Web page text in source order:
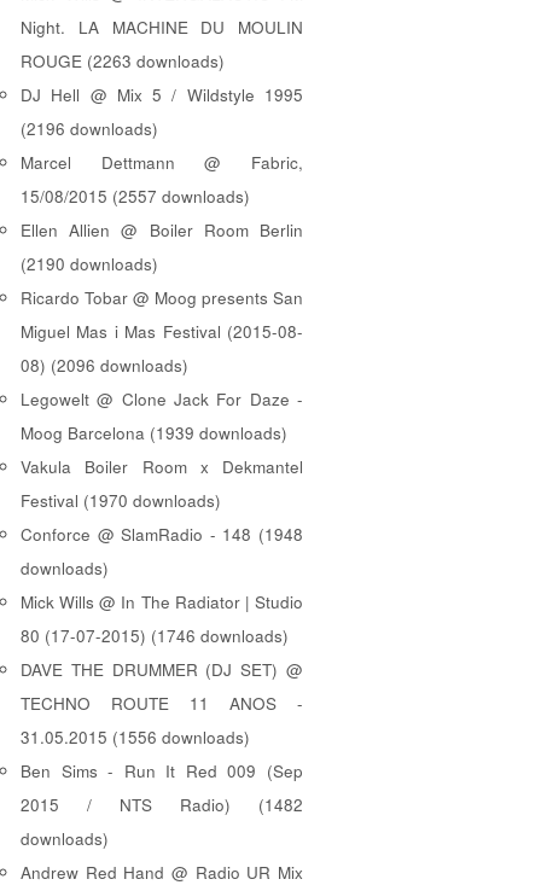
Night. LA MACHINE DU MOULIN
ROUGE (2263 downloads)
DJ Hell @ Mix 5 / Wildstyle 1995
(2196 downloads)
Marcel Dettmann @ Fabric,
15/08/2015 (2557 downloads)
Ellen Allien @ Boiler Room Berlin
(2190 downloads)
Ricardo Tobar @ Moog presents San
Miguel Mas i Mas Festival (2015-08-
08) (2096 downloads)
Legowelt @ Clone Jack For Daze -
Moog Barcelona (1939 downloads)
Vakula Boiler Room x Dekmantel
Festival (1970 downloads)
Conforce @ SlamRadio - 148 (1948
downloads)
Mick Wills @ In The Radiator | Studio
80 (17-07-2015) (1746 downloads)
DAVE THE DRUMMER (DJ SET) @
TECHNO ROUTE 11 ANOS -
31.05.2015 (1556 downloads)
Ben Sims - Run It Red 009 (Sep
2015 / NTS Radio) (1482
downloads)
Andrew Red Hand @ Radio UR Mix